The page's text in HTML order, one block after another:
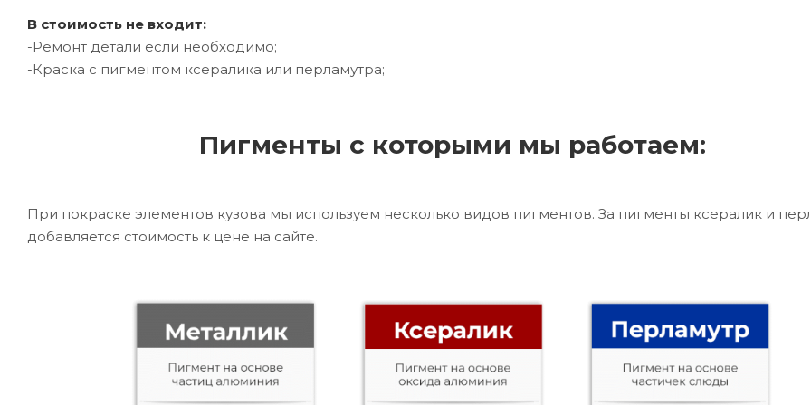
В стоимость не входит:
-Ремонт детали если необходимо;
-Краска с пигментом ксералика или перламутра;
Пигменты с которыми мы работаем:
При покраске элементов кузова мы используем несколько видов пигментов. За пигменты ксералик и
добавляется стоимость к цене на сайте.